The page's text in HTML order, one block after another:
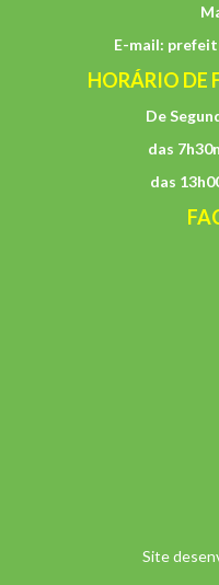
E-mail:
HORÁRIO DE
De
das
das
Site